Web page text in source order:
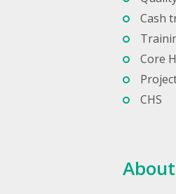
Cash
Core
CHS